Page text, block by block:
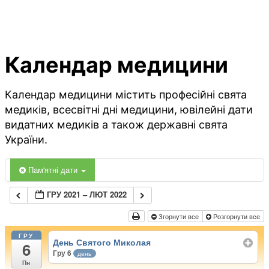
Календар медицини
Календар медицини містить професійні свята
медиків, всесвітні дні медицини, ювілейні дати
видатних медиків а також державні свята
України.
Пам'ятні дати
ГРУ 2021 – ЛЮТ 2022
Згорнути все Розгорнути все
ГРУ
6
Пн
День Святого Миколая
Гру 6 день